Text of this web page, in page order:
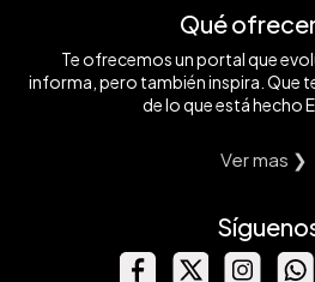
Qué
Te ofrecemos un portal que
informa, pero también inspira. Que
de lo que está hecho
Ver mas ❯